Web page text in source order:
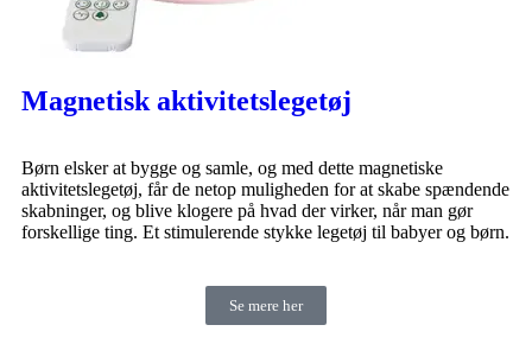
Magnetisk aktivitetslegetøj
Børn elsker at bygge og samle, og med dette magnetiske
aktivitetslegetøj, får de netop muligheden for at skabe spændende
skabninger, og blive klogere på hvad der virker, når man gør
forskellige ting. Et stimulerende stykke legetøj til babyer og børn.
Se mere her